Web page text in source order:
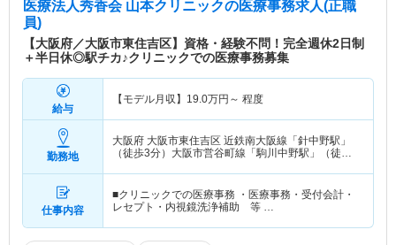
医療法人秀香会 山本クリニックの医療事務求人(正職
員)
【大阪府／大阪市東住吉区】資格・経験不問！完全週休2日制
＋半日休◎駅チカ♪クリニックでの医療事務募集
給与
【モデル月収】 19.0万円～ 程度
勤務地
大阪府 大阪市東住吉区 近鉄南大阪線「針中野駅」
（徒歩3分）大阪市営谷町線「駒川中野駅」（徒歩6
仕事内容
■クリニックでの医療事務 ・医療事務・受付会計・
レセプト・内視鏡洗浄補助 等 …